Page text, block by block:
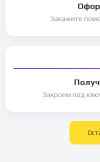
Закажите
Закроем под